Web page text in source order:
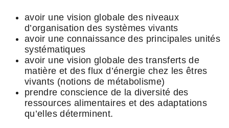
avoir une vision globale des niveaux
d’organisation des systèmes vivants
avoir une connaissance des principales unités
systématiques
avoir une vision globale des transferts de
matière et des flux d’énergie chez les êtres
vivants (notions de métabolisme)
prendre conscience de la diversité des
ressources alimentaires et des adaptations
qu’elles déterminent.